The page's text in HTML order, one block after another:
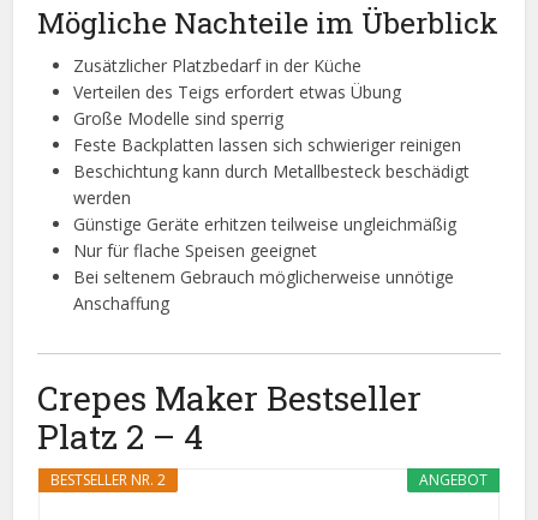
Mögliche Nachteile im Überblick
Zusätzlicher Platzbedarf in der Küche
Verteilen des Teigs erfordert etwas Übung
Große Modelle sind sperrig
Feste Backplatten lassen sich schwieriger reinigen
Beschichtung kann durch Metallbesteck beschädigt
werden
Günstige Geräte erhitzen teilweise ungleichmäßig
Nur für flache Speisen geeignet
Bei seltenem Gebrauch möglicherweise unnötige
Anschaffung
Crepes Maker Bestseller
Platz 2 – 4
ANGEBOT
BESTSELLER NR. 2